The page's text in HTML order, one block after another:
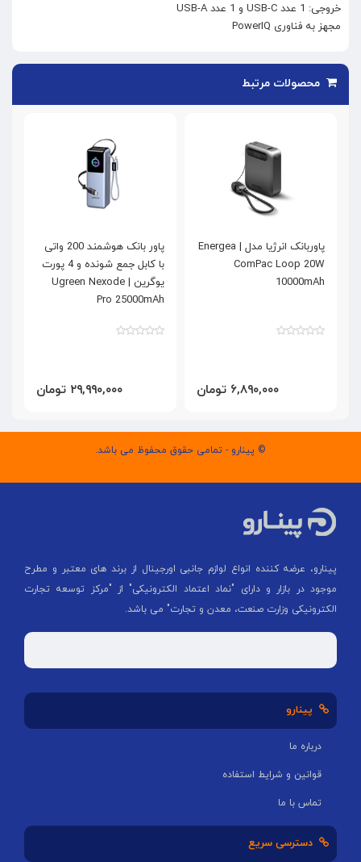
خروجی: 1 عدد USB-C و 1 عدد USB-A
مجهز به فناوری PowerIQ
محصولات مرتبط
پاور بانک هوشمند 200 واتی
با کابل جمع شونده و 4 پورت
یوگرین | Ugreen Nexode
Pro 25000mAh
۲۹,۹۹۰,۰۰۰ تومان
پاوربانک انرژیا مدل | Energea
ComPac Loop 20W
10000mAh
۶,۸۹۰,۰۰۰ تومان
© پینارو - تمامی حقوق محفوظ می باشد.
پینارو، عرضه کننده انواع لوازم جانبی اورجینال از برند های معتبر و مطرح
موجود در بازار و دارای "نماد اعتماد الکترونیکی" از "مركز توسعه تجارت
الكترونیكی وزارت صنعت، معدن و تجارت" می باشد.
پینارو
درباره ما
قوانین و شرایط استفاده
تماس با ما
دسترسی سریع